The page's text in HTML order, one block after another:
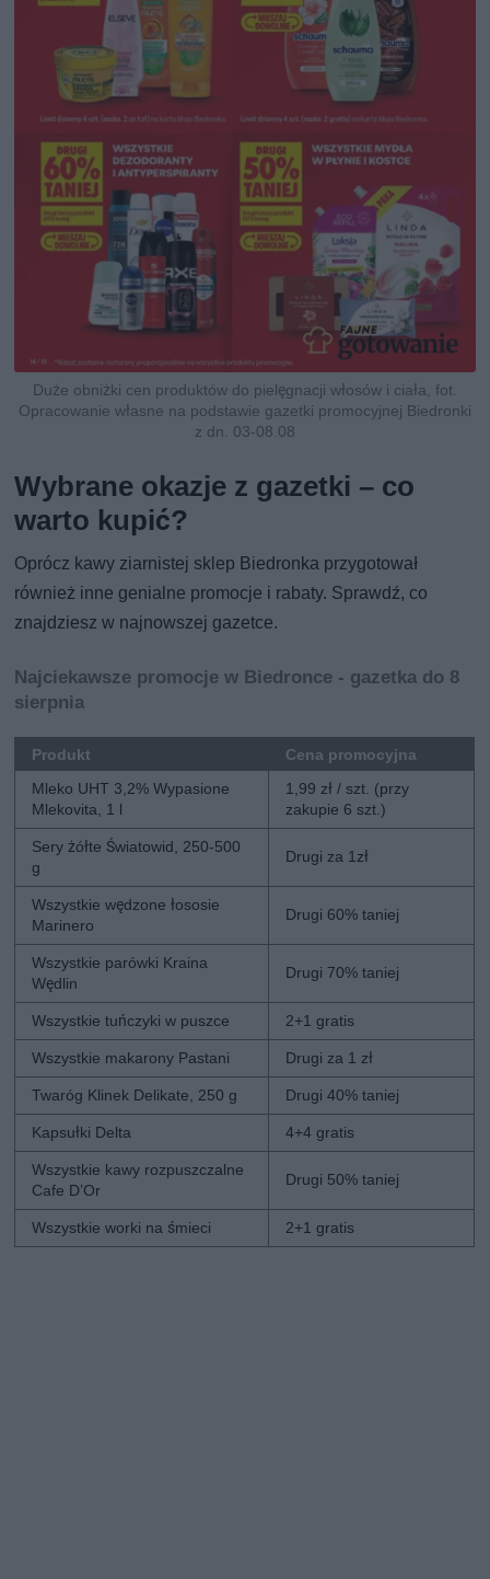
Duże obniżki cen produktów do pielęgnacji włosów i ciała, fot.
Opracowanie własne na podstawie gazetki promocyjnej Biedronki
z dn. 03-08.08
Wybrane okazje z gazetki – co
warto kupić?
Oprócz kawy ziarnistej sklep Biedronka przygotował
również inne genialne promocje i rabaty. Sprawdź, co
znajdziesz w najnowszej gazetce.
Najciekawsze promocje w Biedronce - gazetka do 8
sierpnia
Produkt
Cena promocyjna
Mleko UHT 3,2% Wypasione
Mlekovita, 1 l
1,99 zł / szt. (przy
zakupie 6 szt.)
Sery żółte Światowid, 250-500
g
Drugi za 1zł
Wszystkie wędzone łososie
Marinero
Drugi 60% taniej
Wszystkie parówki Kraina
Wędlin
Drugi 70% taniej
Wszystkie tuńczyki w puszce 2+1 gratis
Wszystkie makarony Pastani Drugi za 1 zł
Twaróg Klinek Delikate, 250 g Drugi 40% taniej
Kapsułki Delta 4+4 gratis
Wszystkie kawy rozpuszczalne
Cafe D’Or
Drugi 50% taniej
Wszystkie worki na śmieci 2+1 gratis